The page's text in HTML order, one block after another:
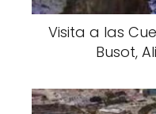
Visita a las
Busot,